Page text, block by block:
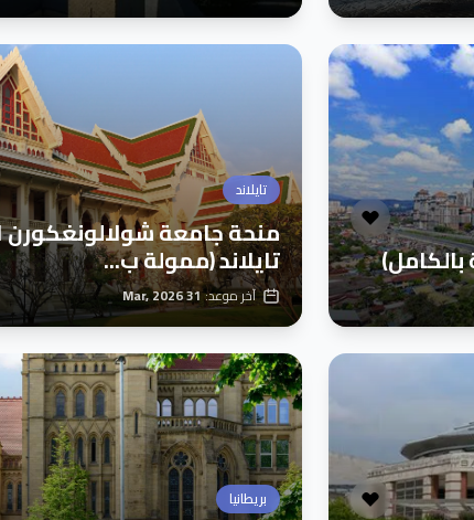
تايلاند
منحة جامعة شولالونغكورن
تايلاند (ممولة ب...
آخر موعد:31 Mar, 2026
بريطانيا